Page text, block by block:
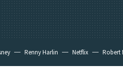
Renny Harlin Netflix Robert